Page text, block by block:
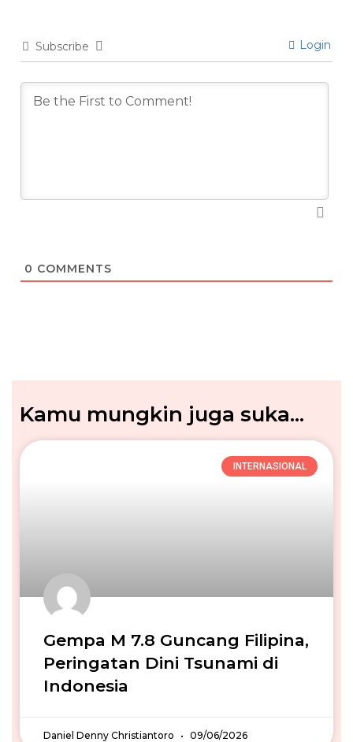
Subscribe Login
0 COMMENTS
Kamu mungkin juga suka...
INTERNASIONAL
Gempa M 7.8 Guncang Filipina,
Peringatan Dini Tsunami di
Indonesia
Daniel Denny Christiantoro 09/06/2026